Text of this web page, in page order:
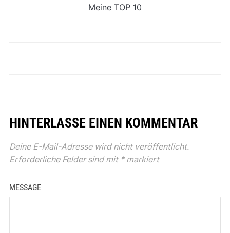
Meine TOP 10
HINTERLASSE EINEN KOMMENTAR
Deine E-Mail-Adresse wird nicht veröffentlicht.
Erforderliche Felder sind mit *markiert
MESSAGE